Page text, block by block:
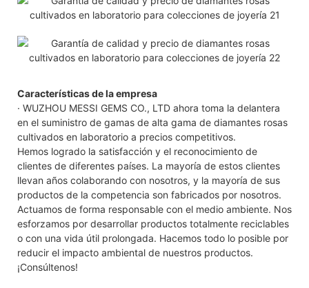
Características de la empresa
· WUZHOU MESSI GEMS CO., LTD ahora toma la delantera
en el suministro de gamas de alta gama de diamantes rosas
cultivados en laboratorio a precios competitivos.
Hemos logrado la satisfacción y el reconocimiento de
clientes de diferentes países. La mayoría de estos clientes
llevan años colaborando con nosotros, y la mayoría de sus
productos de la competencia son fabricados por nosotros.
Actuamos de forma responsable con el medio ambiente. Nos
esforzamos por desarrollar productos totalmente reciclables
o con una vida útil prolongada. Hacemos todo lo posible por
reducir el impacto ambiental de nuestros productos.
¡Consúltenos!